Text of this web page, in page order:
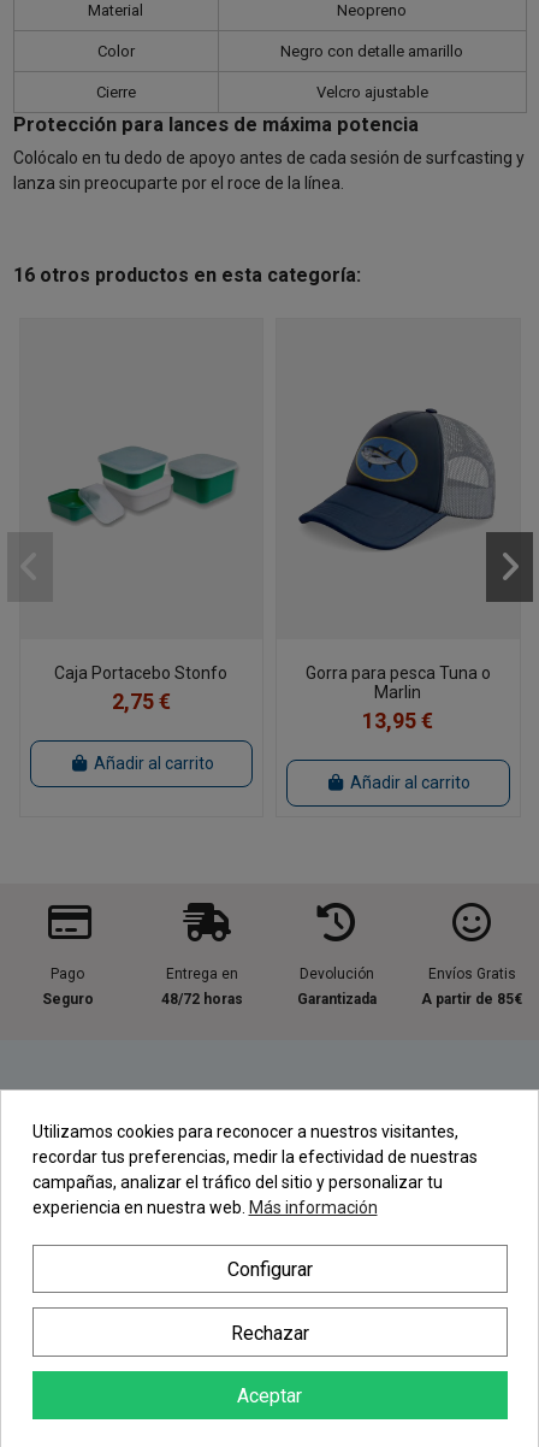
AÑADIR AL CARRITO
Material Neopreno
Color Negro con detalle amarillo
Cierre Velcro ajustable
Protección para lances de máxima potencia
Colócalo en tu dedo de apoyo antes de cada sesión de surfcasting y
lanza sin preocuparte por el roce de la línea.
16 otros productos en esta categoría:
Caja Portacebo Stonfo
2,75 €
Añadir al carrito
Gorra para pesca Tuna o
Marlin
13,95 €
Añadir al carrito
Pago
Seguro
Entrega en
48/72 horas
Devolución
Garantizada
Envíos Gratis
A partir de 85€
Contacta con nosotros
Regístrate en nuestra Newsletter
Newsletter
Utilizamos cookies para reconocer a nuestros visitantes,
recordar tus preferencias, medir la efectividad de nuestras
campañas, analizar el tráfico del sitio y personalizar tu
experiencia en nuestra web. Más información
Configurar
Rechazar
Aceptar